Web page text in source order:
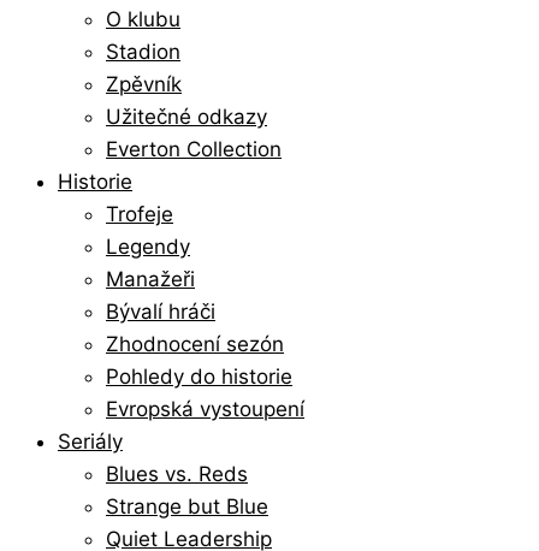
O klubu
Stadion
Zpěvník
Užitečné odkazy
Everton Collection
Historie
Trofeje
Legendy
Manažeři
Bývalí hráči
Zhodnocení sezón
Pohledy do historie
Evropská vystoupení
Seriály
Blues vs. Reds
Strange but Blue
Quiet Leadership